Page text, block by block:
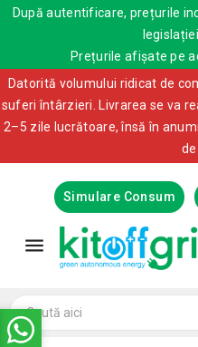
După autentificare, prețurile
Prețurile afișate pe
Datorită volumului ridicat de
suferi întârzieri. Livrarea se va
2–5 zile lucrătoare, însă în
de
Simulare Consum
